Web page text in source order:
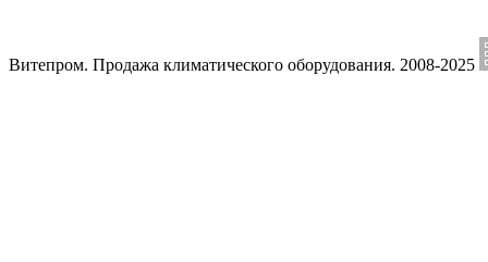
Витепром. Продажа климатического оборудования. 2008-2025